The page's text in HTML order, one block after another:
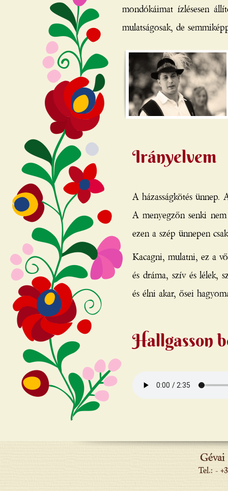
mondókáimat ízlésesen
mulatságosak, de
Irányelvem
A házasságkötés
A menyegzőn senki
ezen a szép ünnepen
Kacagni, mulatni, ez a
és dráma, szív és lélek,
és élni akar, ősei
Hallgasson
Tel.: -